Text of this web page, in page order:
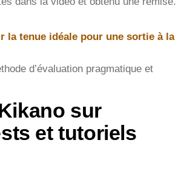
la tenue idéale pour une sortie à la
d’évaluation pragmatique et
sur
et tutoriels